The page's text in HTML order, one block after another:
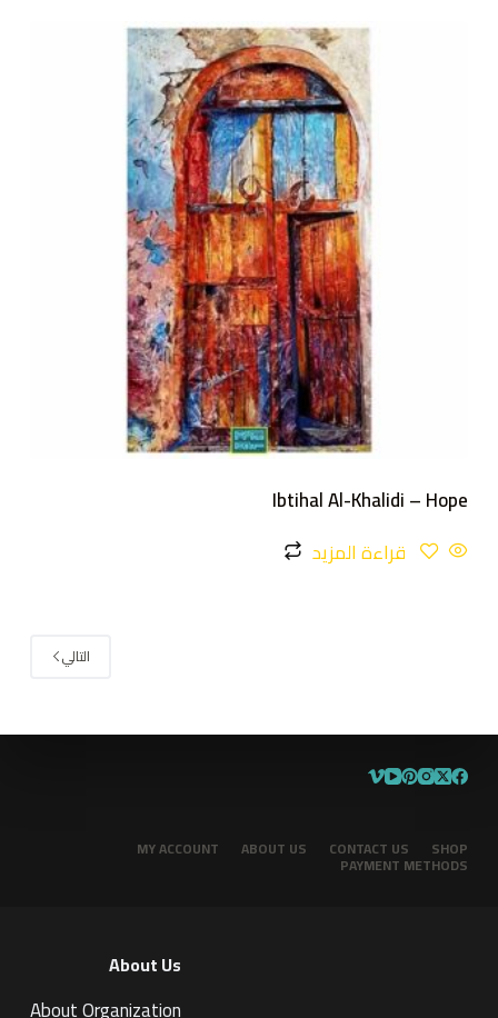
Ibtihal Al-Khalidi – Hope
قراءة المزيد
التالي
SHOP
CONTACT US
ABOUT US
MY ACCOUNT
PAYMENT METHODS
About Us
About Organization